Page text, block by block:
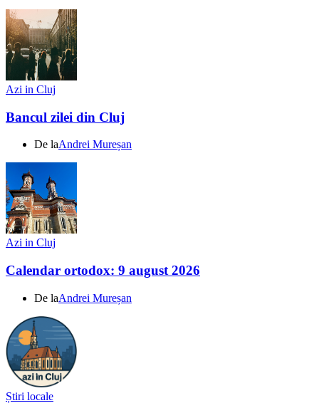
Azi in Cluj
Bancul zilei din Cluj
De laAndrei Mureșan
Azi in Cluj
Calendar ortodox: 9 august 2026
De laAndrei Mureșan
Știri locale